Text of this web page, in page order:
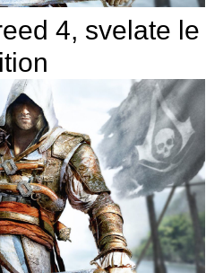
4, svelate le